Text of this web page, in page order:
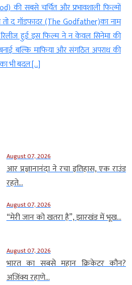
की सबसे चर्चित और प्रभावशाली फिल्मों
द गॉडफादर (The Godfather)का नाम
हुई इस फिल्म ने न केवल सिनेमा की
बल्कि माफिया और संगठित अपराध की
भी बदल […]
August 07, 2026
आर प्रज्ञानानंदा ने रचा इतिहास, एक राउंड
रहते...
August 07, 2026
“मेरी जान को खतरा है”, झारखंड में भूख...
August 07, 2026
भारत का सबसे महान क्रिकेटर कौन?
अजिंक्य रहाणे...